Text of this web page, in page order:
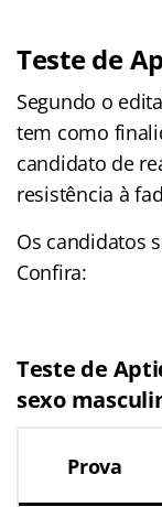
Teste de
Segundo o
tem como
candidato de
resistência à
Os candidatos
Confira:
Teste de
sexo
Prova